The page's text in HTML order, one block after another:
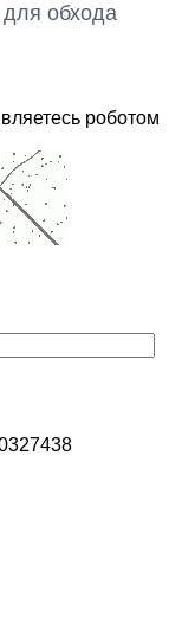
обхода
роботом